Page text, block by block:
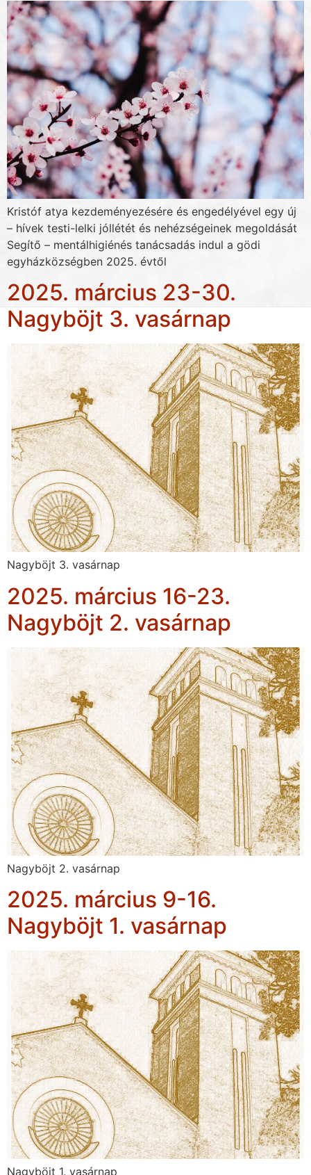
Kristóf atya kezdeményezésére és engedélyével egy új
– hívek testi-lelki jóllétét és nehézségeinek megoldását
Segítő – mentálhigiénés tanácsadás indul a gödi
egyházközségben 2025. évtől
2025. március 23-30.
Nagyböjt 3. vasárnap
Nagyböjt 3. vasárnap
2025. március 16-23.
Nagyböjt 2. vasárnap
Nagyböjt 2. vasárnap
2025. március 9-16.
Nagyböjt 1. vasárnap
Nagyböjt 1. vasárnap